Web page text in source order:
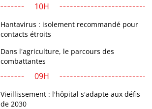
10H
Hantavirus : isolement recommandé pour
contacts étroits
Dans l'agriculture, le parcours des
combattantes
09H
Vieillissement : l'hôpital s'adapte aux défis
de 2030